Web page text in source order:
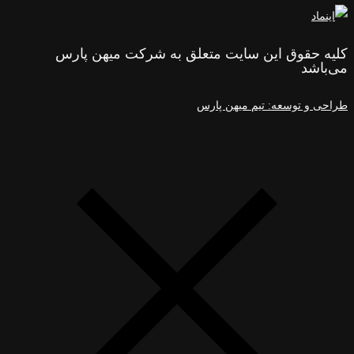
کلیه حقوق این سایت متعلق به شرکت میهن پارس
می‌باشد
طراحی و توسعه: تیم میهن پارس